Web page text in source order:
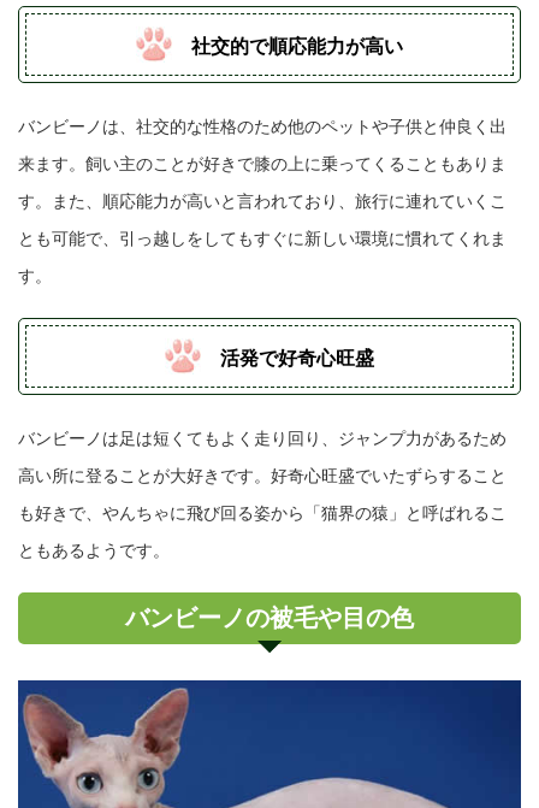
社交的で順応能力が高い
バンビーノは、社交的な性格のため他のペットや子供と仲良く出
来ます。飼い主のことが好きで膝の上に乗ってくることもありま
す。また、順応能力が高いと言われており、旅行に連れていくこ
とも可能で、引っ越しをしてもすぐに新しい環境に慣れてくれま
す。
活発で好奇心旺盛
バンビーノは足は短くてもよく走り回り、ジャンプ力があるため
高い所に登ることが大好きです。好奇心旺盛でいたずらすること
も好きで、やんちゃに飛び回る姿から「猫界の猿」と呼ばれるこ
ともあるようです。
バンビーノの被毛や目の色